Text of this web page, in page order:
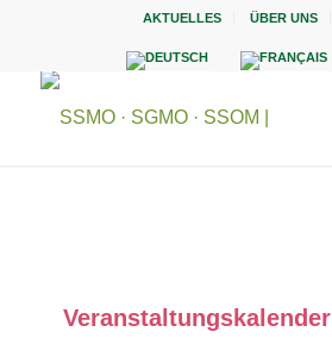
AKTUELLES ÜBER UNS
Veranstaltungskalender